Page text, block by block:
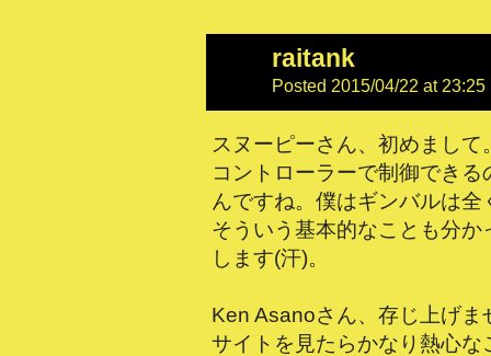
raitank
Posted 2015/04/22 at 23:25
スヌーピーさん、初めまし
コントローラーで制御できる
んですね。僕はギンバルは全
そういう基本的なことも分か
します(汗)。
Ken Asanoさん、存じ上げま
サイトを見たらかなり熱心な